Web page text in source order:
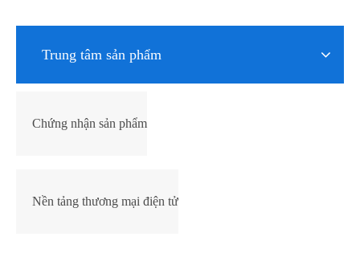
Trung tâm sản phẩm
Chứng nhận sản phẩm
Nền tảng thương mại điện tử